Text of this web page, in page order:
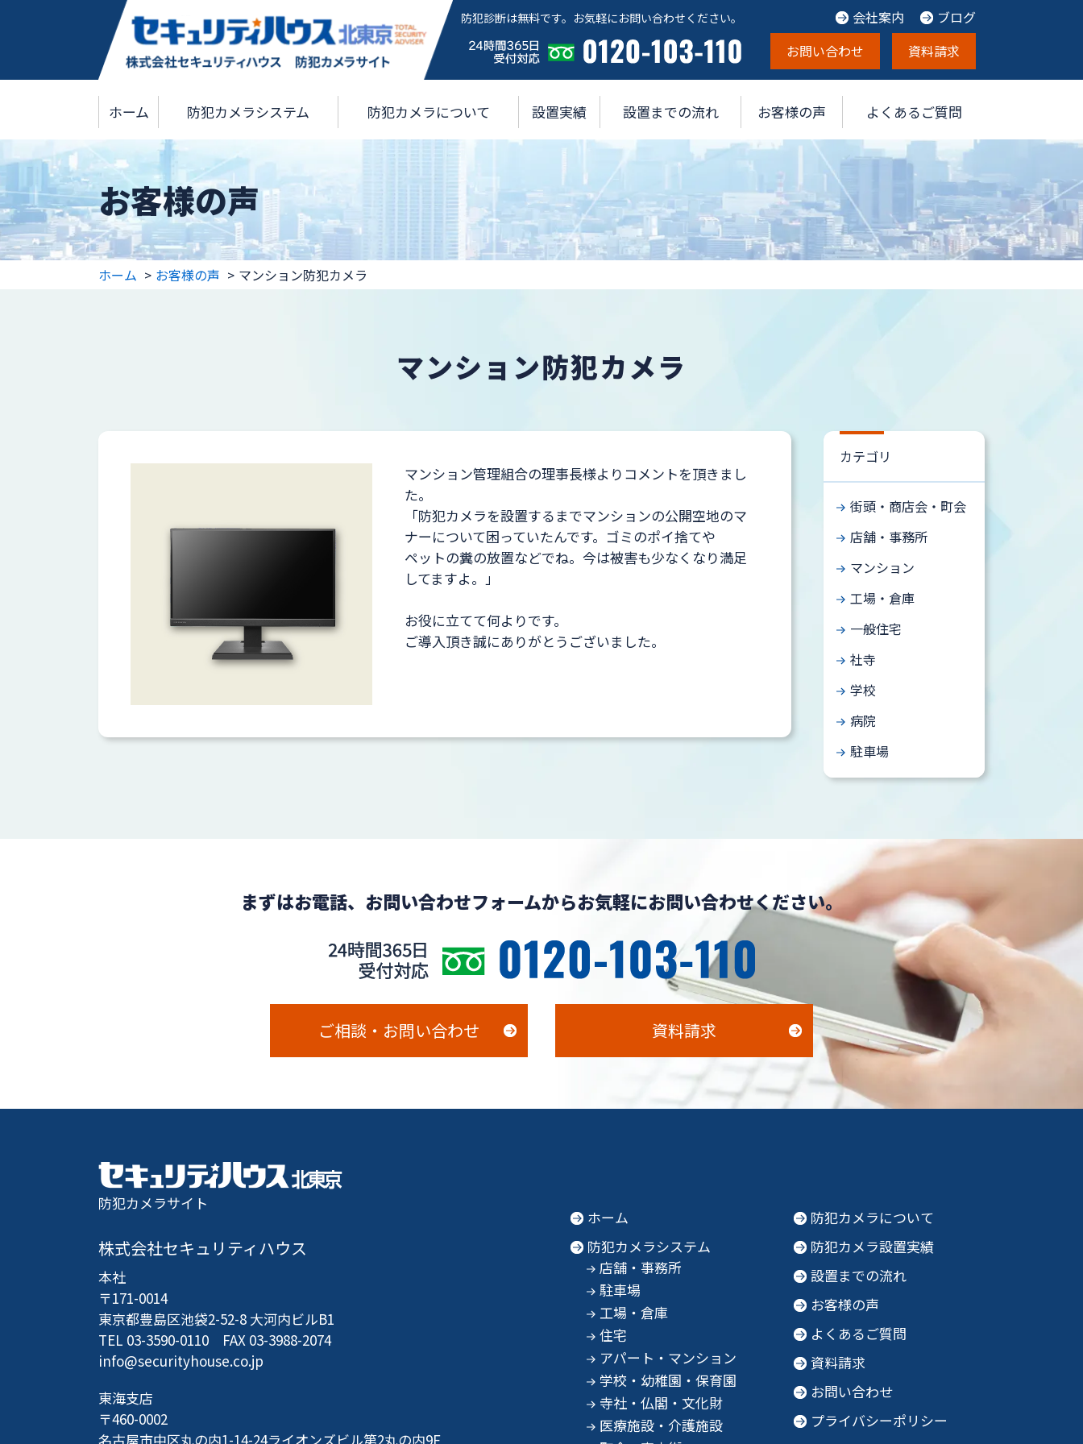
防犯診断は無料です。お気軽にお問い合わせください。 会社案内
ブログ
お問い合わせ
資料請求
ホーム 防犯カメラシステム 防犯カメラについて 設置実績 設置までの流れ お客様の声 よくあるご質問
お客様の声
ホーム お客様の声 マンション防犯カメラ
マンション防犯カメラ
マンション管理組合の理事長様よりコメントを頂きまし
た。
「防犯カメラを設置するまでマンションの公開空地のマ
ナーについて困っていたんです。ゴミのポイ捨てや
ペットの糞の放置などでね。今は被害も少なくなり満足
してますよ。」
お役に立てて何よりです。
ご導入頂き誠にありがとうございました。
カテゴリ
街頭・商店会・町会
店舗・事務所
マンション
工場・倉庫
一般住宅
社寺
学校
病院
駐車場
まずはお電話、お問い合わせフォームからお気軽にお問い合わせください。
ご相談・お問い合わせ 資料請求
防犯カメラサイト
株式会社セキュリティハウス
本社
〒171-0014
東京都豊島区池袋2-52-8 大河内ビルB1
TEL 03-3590-0110 FAX 03-3988-2074
info@securityhouse.co.jp
東海支店
〒460-0002
名古屋市中区丸の内1-14-24ライオンズビル第2丸の内9F
ホーム
防犯カメラシステム
店舗・事務所
駐車場
工場・倉庫
住宅
アパート・マンション
学校・幼稚園・保育園
寺社・仏閣・文化財
医療施設・介護施設
防犯カメラについて
防犯カメラ設置実績
設置までの流れ
お客様の声
よくあるご質問
資料請求
お問い合わせ
プライバシーポリシー